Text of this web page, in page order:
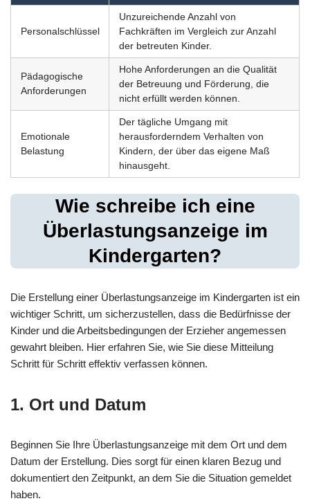
Personalschlüssel
Unzureichende Anzahl von
Fachkräften im Vergleich zur Anzahl
der betreuten Kinder.
Pädagogische
Anforderungen
Hohe Anforderungen an die Qualität
der Betreuung und Förderung, die
nicht erfüllt werden können.
Emotionale
Belastung
Der tägliche Umgang mit
herausforderndem Verhalten von
Kindern, der über das eigene Maß
hinausgeht.
Wie schreibe ich eine
Überlastungsanzeige im
Kindergarten?
Die Erstellung einer Überlastungsanzeige im Kindergarten ist ein
wichtiger Schritt, um sicherzustellen, dass die Bedürfnisse der
Kinder und die Arbeitsbedingungen der Erzieher angemessen
gewahrt bleiben. Hier erfahren Sie, wie Sie diese Mitteilung
Schritt für Schritt effektiv verfassen können.
1. Ort und Datum
Beginnen Sie Ihre Überlastungsanzeige mit dem Ort und dem
Datum der Erstellung. Dies sorgt für einen klaren Bezug und
dokumentiert den Zeitpunkt, an dem Sie die Situation gemeldet
haben.